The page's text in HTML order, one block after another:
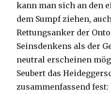
kann man sich an den
dem Sumpf ziehen,
Rettungsanker der
Seinsdenkens als der
neutral erscheinen
Seubert das
zusammenfassend fest: